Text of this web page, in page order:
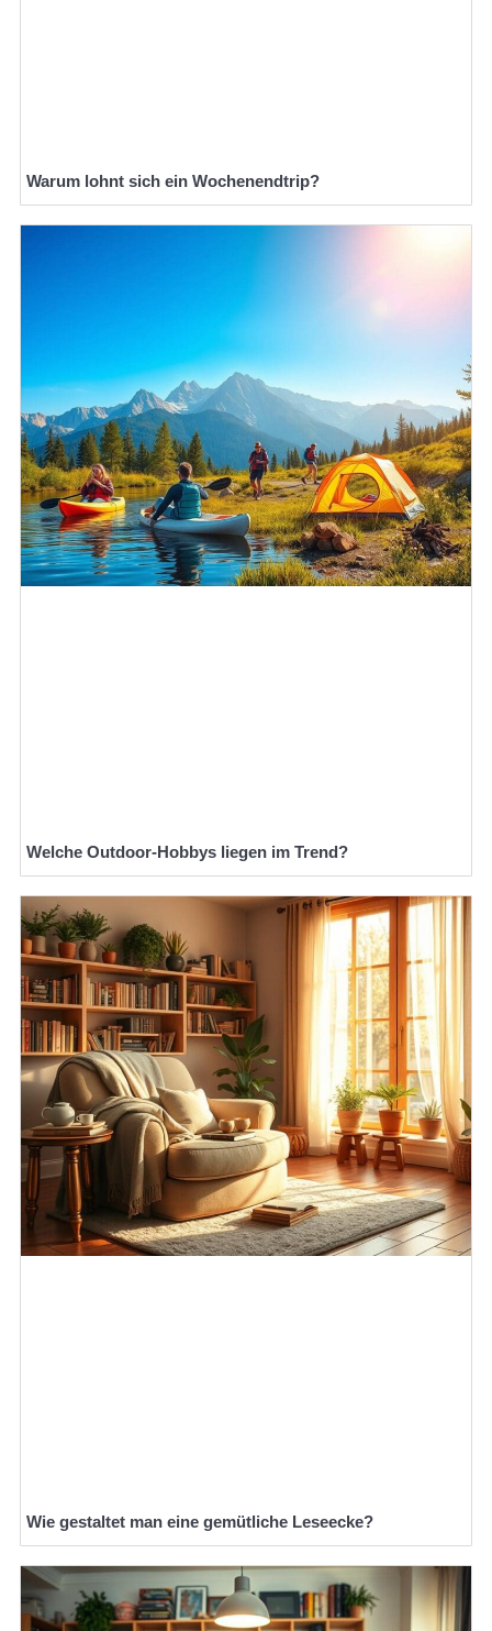
Warum lohnt sich ein Wochenendtrip?
Welche Outdoor-Hobbys liegen im Trend?
Wie gestaltet man eine gemütliche Leseecke?